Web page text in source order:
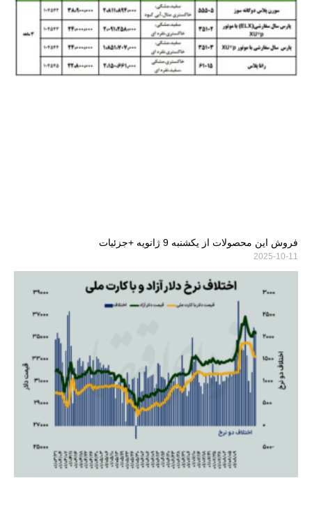
فروش این محصولات از یکشنبه 9 ژانویه +جزئیات
2025-10-11